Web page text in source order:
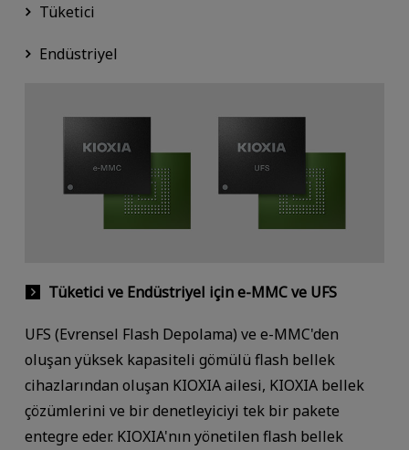
Tüketici
Endüstriyel
Tüketici ve Endüstriyel için e-MMC ve UFS
UFS (Evrensel Flash Depolama) ve e-MMC'den
oluşan yüksek kapasiteli gömülü flash bellek
cihazlarından oluşan KIOXIA ailesi, KIOXIA bellek
çözümlerini ve bir denetleyiciyi tek bir pakete
entegre eder. KIOXIA'nın yönetilen flash bellek